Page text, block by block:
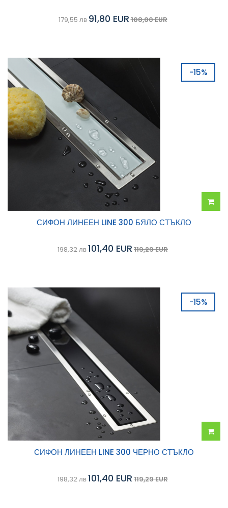
179,55 лв 91,80 EUR108,00 EUR
-15%
СИФОН ЛИНЕЕН LINE 300 БЯЛО СТЪКЛО
198,32 лв101,40 EUR 119,29 EUR
-15%
СИФОН ЛИНЕЕН LINE 300 ЧЕРНО СТЪКЛО
198,32 лв101,40 EUR 119,29 EUR